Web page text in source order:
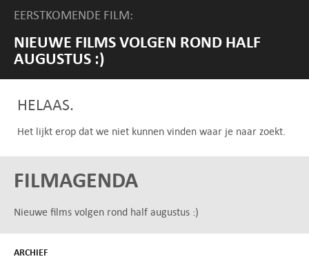
EERSTKOMENDE FILM:
NIEUWE FILMS VOLGEN ROND HALF
AUGUSTUS :)
HELAAS.
Het lijkt erop dat we niet kunnen vinden waar je naar zoekt.
FILMAGENDA
Nieuwe films volgen rond half augustus :)
ARCHIEF